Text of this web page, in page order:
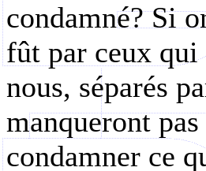
condamné? Si
fût par ceux qui
nous, séparés
manqueront
condamner ce